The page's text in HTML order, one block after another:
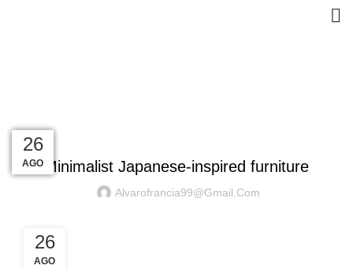
Minimalist Japanese-inspired furniture
Alvarofrancia99@gmail.com
26
AGO
27
AGO
27
AGO
27
AGO
27
AGO
27
AGO
26
AGO